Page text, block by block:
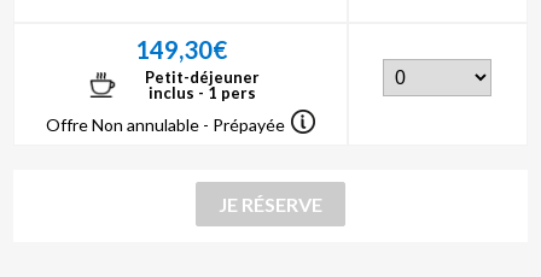
149,30€
Petit-déjeuner
inclus - 1 pers
Offre Non annulable - Prépayée